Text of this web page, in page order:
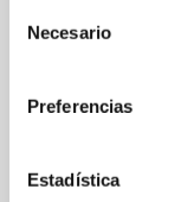
Necesario
Preferencias
Estadística